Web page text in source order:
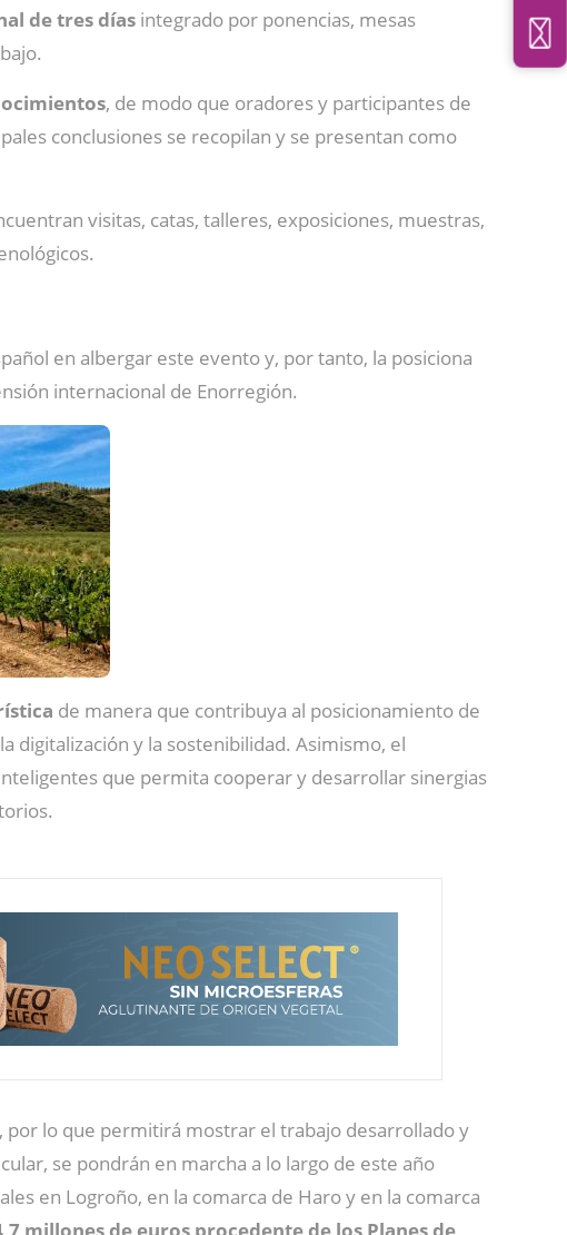
de tres días integrado por ponencias, mesas
, de modo que oradores y participantes de
conclusiones se recopilan y se presentan como
visitas, catas, talleres, exposiciones, muestras,
en albergar este evento y, por tanto, la posiciona
internacional de Enorregión.
de manera que contribuya al posicionamiento de
digitalización y la sostenibilidad. Asimismo, el
que permita cooperar y desarrollar sinergias
por lo que permitirá mostrar el trabajo desarrollado y
se pondrán en marcha a lo largo de este año
en Logroño, en la comarca de Haro y en la comarca